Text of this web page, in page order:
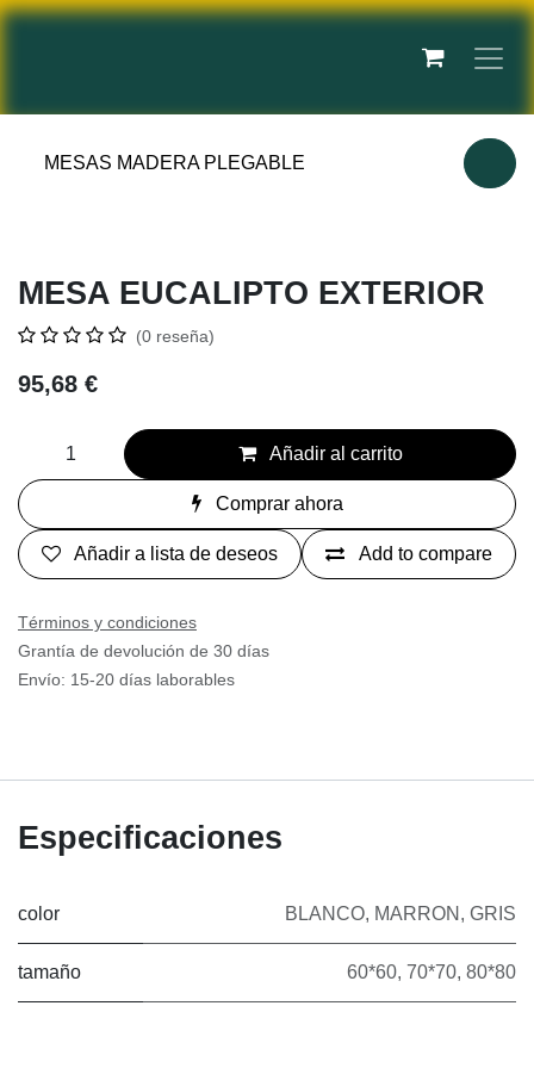
Ir al contenido
MESAS MADERA PLEGABLE
MESA EUCALIPTO EXTERIOR
(0 reseña)
95,68 €
Añadir al carrito
Comprar ahora
Add to compare
Añadir a lista de deseos
Términos y condiciones
Grantía de devolución de 30 días
Envío: 15-20 días laborables
Especificaciones
color BLANCO, MARRON , GRIS
tamaño 60*60, 70*70, 80*80